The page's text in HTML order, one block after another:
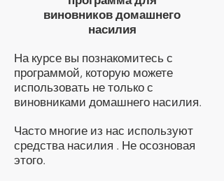
виновников домашнего
насилия
На курсе вы познакомитесь с
программой, которую можете
использовать не только с
виновниками домашнего насилия.
Часто многие из нас используют
средства насилия . Не осозновая
этого.